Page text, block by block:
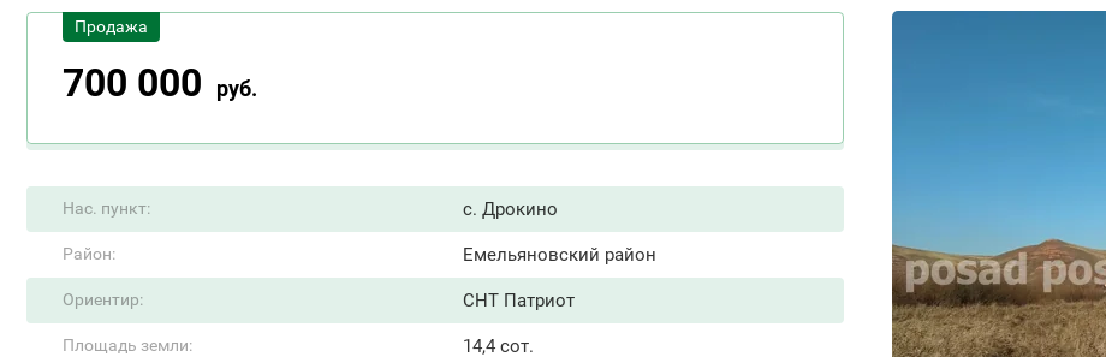
Продажа
700 000 руб.
Нас. пункт: с. Дрокино
Район: Емельяновский район
Ориентир: СНТ Патриот
Площадь земли: 14,4 сот.